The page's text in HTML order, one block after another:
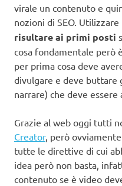
virale un contenuto e
nozioni di SEO. Utilizzare
risultare ai primi posti
cosa fondamentale però
per prima cosa deve
divulgare e deve
narrare) che deve essere
Grazie al web oggi tutti
Creator, però
tutte le direttive di cui
idea però non basta,
contenuto se è video